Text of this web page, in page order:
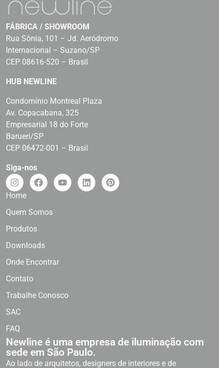
FÁBRICA / SHOWROOM
Rua Sônia, 101 – Jd. Aeródromo
Internacional – Suzano/SP
CEP 08616-520 – Brasil
HUB NEWLINE
Condomínio Montreal Plaza
Av. Copacabana, 325
Empresarial 18 do Forte
Barueri/SP
CEP 06472-001 – Brasil
Siga-nos
Home
Quem Somos
Produtos
Downloads
Onde Encontrar
Contato
Trabalhe Conosco
SAC
FAQ
Newline é uma empresa de iluminação com
sede em São Paulo.
Ao lado de arquitetos, designers de interiores e de